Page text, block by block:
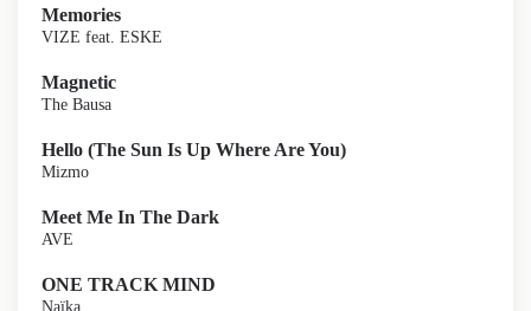
Memories
VIZE feat. ESKE
Magnetic
The Bausa
Hello (The Sun Is Up Where Are You)
Mizmo
Meet Me In The Dark
AVE
ONE TRACK MIND
Naïka